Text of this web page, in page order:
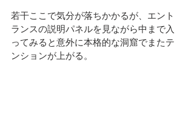
若干ここで気分が落ちかかるが、エント
ランスの説明パネルを見ながら中まで入
ってみると意外に本格的な洞窟でまたテ
ンションが上がる。